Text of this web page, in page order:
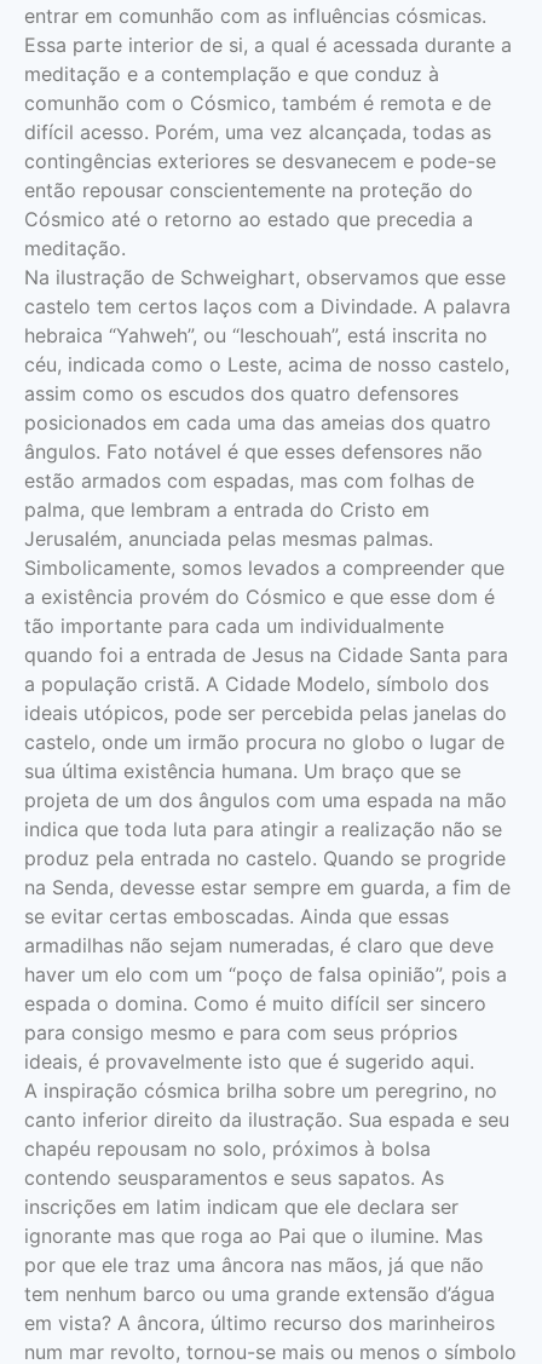
entrar em comunhão com as influências cósmicas.
Essa parte interior de si, a qual é acessada durante a
meditação e a contemplação e que conduz à
comunhão com o Cósmico, também é remota e de
difícil acesso. Porém, uma vez alcançada, todas as
contingências exteriores se desvanecem e pode-se
então repousar conscientemente na proteção do
Cósmico até o retorno ao estado que precedia a
meditação.
Na ilustração de Schweighart, observamos que esse
castelo tem certos laços com a Divindade. A palavra
hebraica “Yahweh”, ou “Ieschouah”, está inscrita no
céu, indicada como o Leste, acima de nosso castelo,
assim como os escudos dos quatro defensores
posicionados em cada uma das ameias dos quatro
ângulos. Fato notável é que esses defensores não
estão armados com espadas, mas com folhas de
palma, que lembram a entrada do Cristo em
Jerusalém, anunciada pelas mesmas palmas.
Simbolicamente, somos levados a compreender que
a existência provém do Cósmico e que esse dom é
tão importante para cada um individualmente
quando foi a entrada de Jesus na Cidade Santa para
a população cristã. A Cidade Modelo, símbolo dos
ideais utópicos, pode ser percebida pelas janelas do
castelo, onde um irmão procura no globo o lugar de
sua última existência humana. Um braço que se
projeta de um dos ângulos com uma espada na mão
indica que toda luta para atingir a realização não se
produz pela entrada no castelo. Quando se progride
na Senda, devesse estar sempre em guarda, a fim de
se evitar certas emboscadas. Ainda que essas
armadilhas não sejam numeradas, é claro que deve
haver um elo com um “poço de falsa opinião”, pois a
espada o domina. Como é muito difícil ser sincero
para consigo mesmo e para com seus próprios
ideais, é provavelmente isto que é sugerido aqui.
A inspiração cósmica brilha sobre um peregrino, no
canto inferior direito da ilustração. Sua espada e seu
chapéu repousam no solo, próximos à bolsa
contendo seusparamentos e seus sapatos. As
inscrições em latim indicam que ele declara ser
ignorante mas que roga ao Pai que o ilumine. Mas
por que ele traz uma âncora nas mãos, já que não
tem nenhum barco ou uma grande extensão d’água
em vista? A âncora, último recurso dos marinheiros
num mar revolto, tornou-se mais ou menos o símbolo